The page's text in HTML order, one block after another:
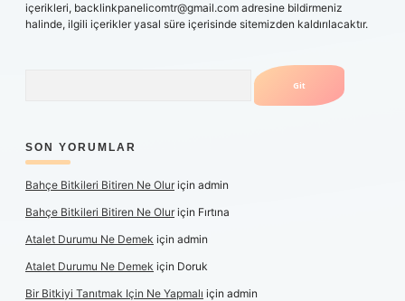
içerikleri, backlinkpanelicomtr@gmail.com adresine bildirmeniz
halinde, ilgili içerikler yasal süre içerisinde sitemizden kaldırılacaktır.
SON YORUMLAR
Bahçe Bitkileri Bitiren Ne Oluriçin admin
Bahçe Bitkileri Bitiren Ne Oluriçin Fırtına
Atalet Durumu Ne Demek için admin
Atalet Durumu Ne Demek için Doruk
Bir Bitkiyi Tanıtmak Için Ne Yapmalı için admin